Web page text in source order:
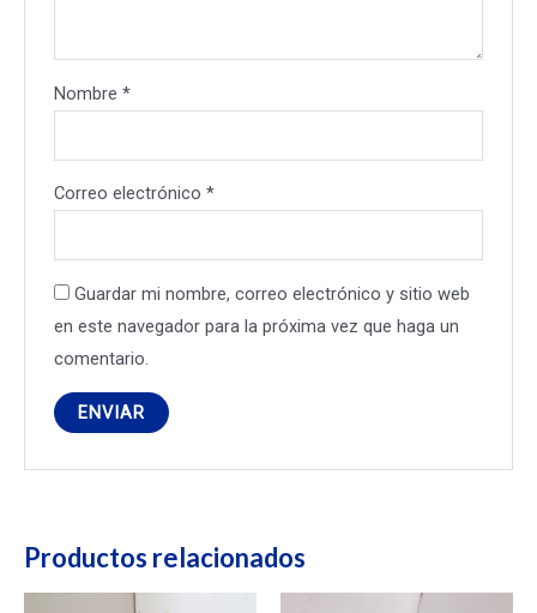
Nombre*
Correo electrónico*
Guardar mi nombre, correo electrónico y sitio web
en este navegador para la próxima vez que haga un
comentario.
Productos relacionados